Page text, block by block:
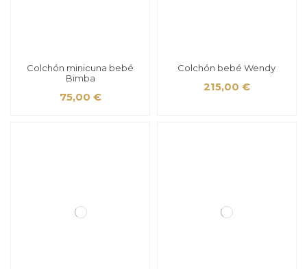
Colchón minicuna bebé
Bimba
75,00 €
Colchón bebé Wendy
215,00 €